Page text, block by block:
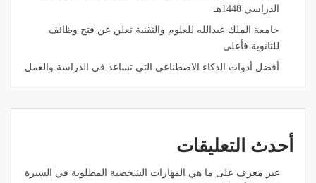
الدراسي 1448هـ
جامعة الملك عبدالله للعلوم والتقنية تعلن عن فتح وظائف
للثانوية فأعلى
أفضل أدوات الذكاء الاصطناعي التي تساعد في الدراسة والعمل
أحدث التعليقات
غير معرف على ما هي المهارات الشخصية المطلوبة في السيرة